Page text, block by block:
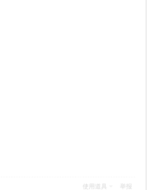
使用道具 举报